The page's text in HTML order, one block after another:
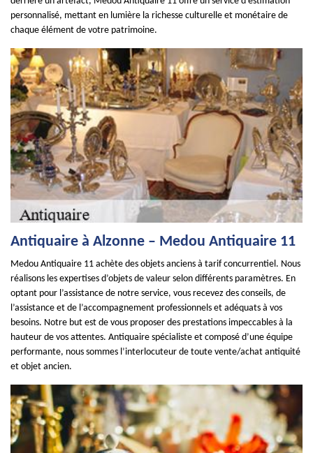
personnalisé, mettant en lumière la richesse culturelle et monétaire de
chaque élément de votre patrimoine.
Antiquaire à Alzonne – Medou Antiquaire 11
Medou Antiquaire 11 achète des objets anciens à tarif concurrentiel. Nous
réalisons les expertises d’objets de valeur selon différents paramètres. En
optant pour l’assistance de notre service, vous recevez des conseils, de
l’assistance et de l’accompagnement professionnels et adéquats à vos
besoins. Notre but est de vous proposer des prestations impeccables à la
hauteur de vos attentes. Antiquaire spécialiste et composé d’une équipe
performante, nous sommes l’interlocuteur de toute vente/achat antiquité
et objet ancien.